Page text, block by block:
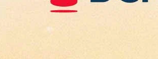
Афиша Plus